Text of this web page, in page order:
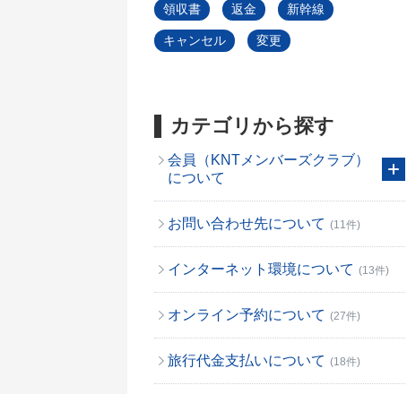
領収書 返金 新幹線
キャンセル 変更
カテゴリから探す
会員（KNTメンバーズクラブ）
について
お問い合わせ先について (11件)
インターネット環境について (13件)
オンライン予約について (27件)
旅行代金支払いについて (18件)